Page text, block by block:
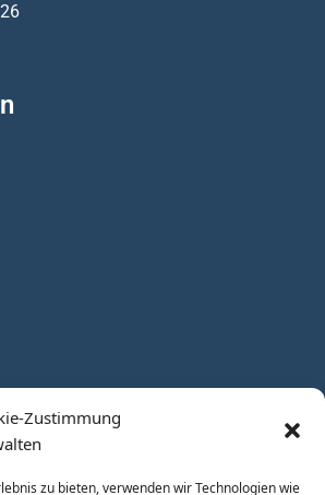
Zustimmung
zu bieten, verwenden wir Technologien wie